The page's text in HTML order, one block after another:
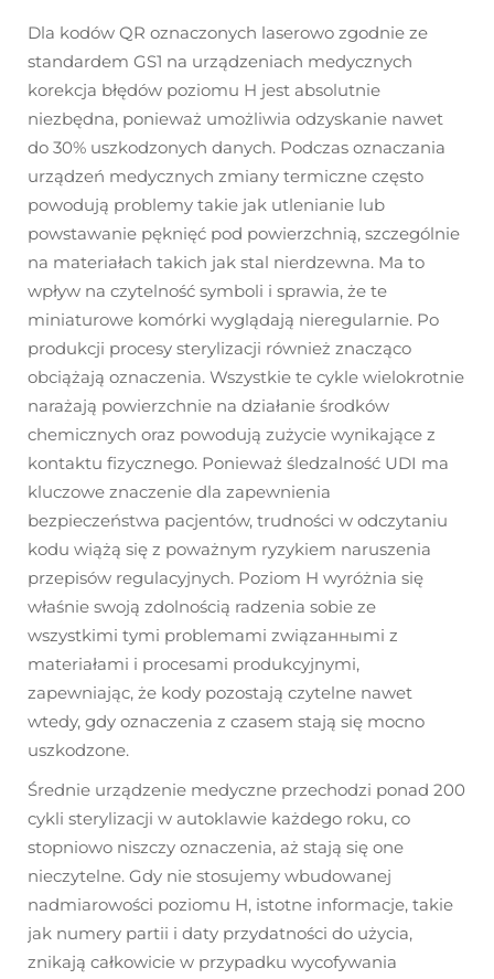
Dla kodów QR oznaczonych laserowo zgodnie ze
standardem GS1 na urządzeniach medycznych
korekcja błędów poziomu H jest absolutnie
niezbędna, ponieważ umożliwia odzyskanie nawet
do 30% uszkodzonych danych. Podczas oznaczania
urządzeń medycznych zmiany termiczne często
powodują problemy takie jak utlenianie lub
powstawanie pęknięć pod powierzchnią, szczególnie
na materiałach takich jak stal nierdzewna. Ma to
wpływ na czytelność symboli i sprawia, że te
miniaturowe komórki wyglądają nieregularnie. Po
produkcji procesy sterylizacji również znacząco
obciążają oznaczenia. Wszystkie te cykle wielokrotnie
narażają powierzchnie na działanie środków
chemicznych oraz powodują zużycie wynikające z
kontaktu fizycznego. Ponieważ śledzalność UDI ma
kluczowe znaczenie dla zapewnienia
bezpieczeństwa pacjentów, trudności w odczytaniu
kodu wiążą się z poważnym ryzykiem naruszenia
przepisów regulacyjnych. Poziom H wyróżnia się
właśnie swoją zdolnością radzenia sobie ze
wszystkimi tymi problemami związанныmi z
materiałami i procesami produkcyjnymi,
zapewniając, że kody pozostają czytelne nawet
wtedy, gdy oznaczenia z czasem stają się mocno
uszkodzone.
Średnie urządzenie medyczne przechodzi ponad 200
cykli sterylizacji w autoklawie każdego roku, co
stopniowo niszczy oznaczenia, aż stają się one
nieczytelne. Gdy nie stosujemy wbudowanej
nadmiarowości poziomu H, istotne informacje, takie
jak numery partii i daty przydatności do użycia,
znikają całkowicie w przypadku wycofywania